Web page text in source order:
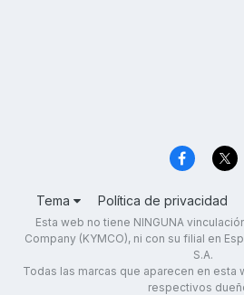
Tema Política de privacidad
Esta web no tiene NINGUNA
Company (KYMCO), ni con su filial en
S.A.
Todas las marcas que aparecen en
respectivos